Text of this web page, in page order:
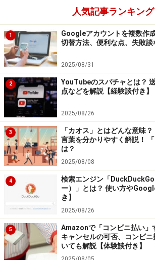
※OSやアプリ、ソフトのバージョンによって
法が異なる可能性があります。
人気記事ランキング
1
Googleアカウントを複数作
切替方法、便利な点、失敗談
2025/08/31
2
YouTubeのスパチャとは？
点などを解説【経験談付き】
2025/08/26
3
「カオス」とはどんな意味
言葉を分かりやすく解説！
は？
2025/08/08
4
検索エンジン「
ー）」とは？ 使い方や
き】
2025/08/26
5
Amazonで「コンビニ払い」
キャンセルの可否、コンビ
いても解説【体験談付き】